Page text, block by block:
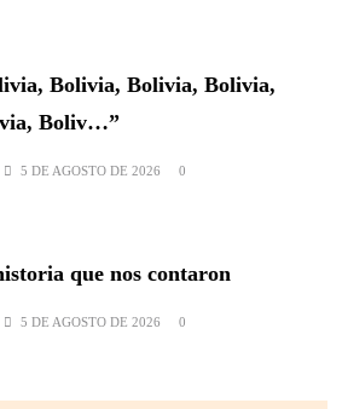
Bolivia, Bolivia, Bolivia,
Boliv…”
5 DE AGOSTO DE 2026 0
que nos contaron
5 DE AGOSTO DE 2026 0